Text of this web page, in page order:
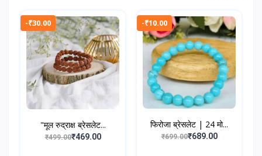
-₹30.00
"मूल रुद्राक्ष ब्रेसलेट...
₹499.00₹469.00
-₹10.00
फिरोजा ब्रेसलेट | 24 मो...
₹699.00₹689.00